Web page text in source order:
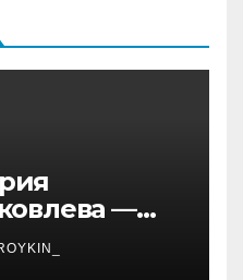
—
и
жизни